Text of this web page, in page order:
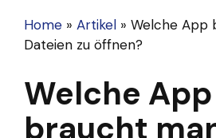
Home » Artikel » Welche App
Dateien zu öffnen?
Welche App
braucht